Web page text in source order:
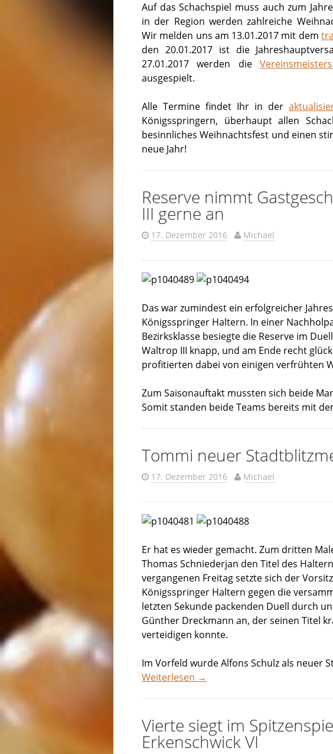
Auf das Schachspiel muss auch zum
in der Region werden zahlreiche
Wir melden uns am 13.01.2017 mit dem
den 20.01.2017 ist die
27.01.2017 werden die
ausgespielt.
Alle Termine findet Ihr in der
Königsspringern, überhaupt allen
besinnliches Weihnachtsfest und einen
neue Jahr!
Reserve nimmt
III gerne an
17. Dezember 2016 Michael
Das war zumindest ein erfolgreicher
Königsspringer Haltern. In einer
Bezirksklasse besiegte die Reserve im
Waltrop III knapp, und am Ende recht
profitierten dabei von einigen verfrühten
Zum Saisonauftakt mussten sich beide
Somit standen beide Teams bereits mit
Tommi neuer
17. Dezember 2016 Michael
Er hat es wieder gemacht. Zum dritten
Thomas Schniederjan den Titel des
vergangenen Freitag setzte sich der
Königsspringer Haltern gegen die
letzten Sekunde packenden Duell durch
Günther Dreckmann an, der seinen Titel
verteidigen konnte.
Im Vorfeld wurde Alfons Schulz als neuer
Weiterlesen →
Vierte siegt im
Erkenschwick VI